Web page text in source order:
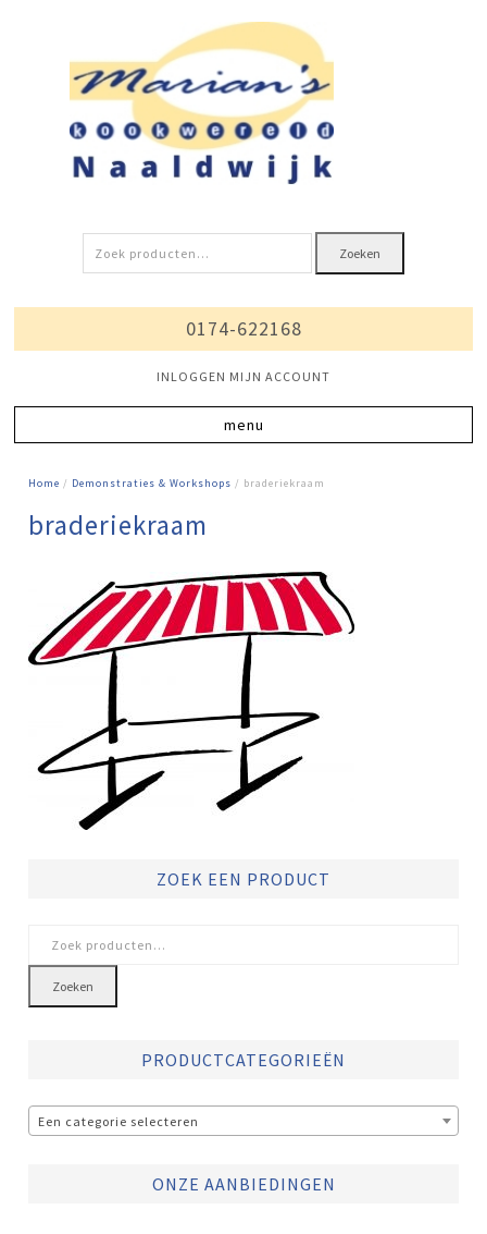
Zoeken
naar:
Zoeken
0174-622168
INLOGGEN MIJN ACCOUNT
Home / Demonstraties & Workshops / braderiekraam
braderiekraam
ZOEK EEN PRODUCT
naar:
Zoeken
PRODUCTCATEGORIEËN
Een categorie selecteren
ONZE AANBIEDINGEN